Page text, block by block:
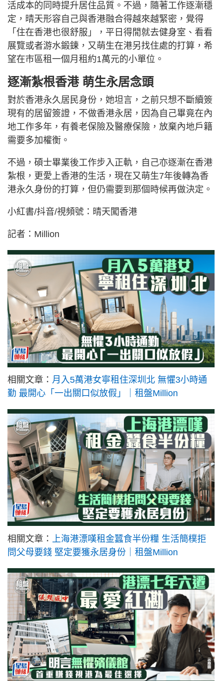
活成本的同時提升居住品質。不過，隨著工作逐漸穩
定，晴天形容自己與香港融合得越來越緊密，覺得
「住在香港也很舒服」，平日得閒就去健身室、看看
展覽或者游水鍛鍊，又萌生在港另找住處的打算，希
望在市區租一個月租約1萬元的小單位。
逐漸紮根香港 萌生永居念頭
對於香港永久居民身份，她坦言，之前只想不斷續簽
現有的居留簽證，不做香港永居，因為自己畢竟在內
地工作多年，有養老保險及醫療保險，放棄內地戶籍
需要多加權衡。
不過，碩士畢業後工作步入正軌，自己亦逐漸在香港
紮根，更愛上香港的生活，現在又萌生7年後轉為香
港永久身份的打算，但仍需要到那個時候再做決定。
小紅書/抖音/視頻號：晴天闖香港
記者：Million
相關文章： 月入5萬港女寧租住深圳北 無懼3小時通
勤 最開心「一出關口似放假」｜租盤Million
相關文章： 上海港漂嘆租金蠶食半份糧 生活簡樸拒
問父母要錢 堅定要獲永居身份｜租盤Million